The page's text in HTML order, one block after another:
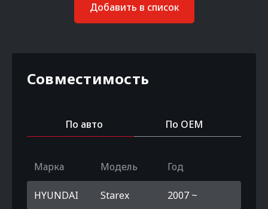
Добавить в список
Совместимость
По авто По OEM
Марка Модель Год
HYUNDAI Starex 2007 ~